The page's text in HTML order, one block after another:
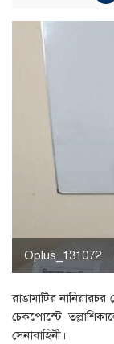
Oplus_131072
রাঙামাটির
চেকপোস্টে
সেনাবাহিনী।